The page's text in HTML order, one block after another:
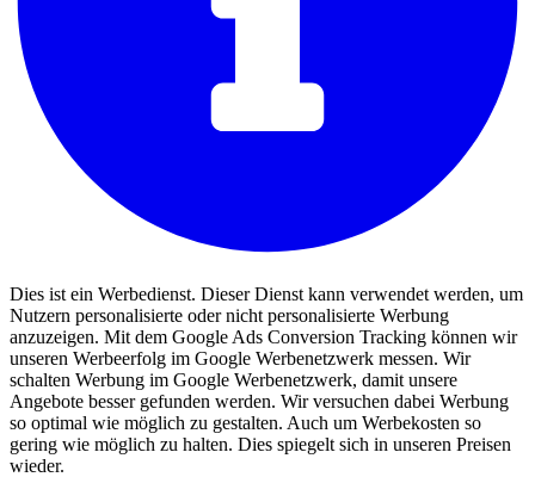
Dies ist ein Werbedienst. Dieser Dienst kann verwendet werden, um
Nutzern personalisierte oder nicht personalisierte Werbung
anzuzeigen. Mit dem Google Ads Conversion Tracking können wir
unseren Werbeerfolg im Google Werbenetzwerk messen. Wir
schalten Werbung im Google Werbenetzwerk, damit unsere
Angebote besser gefunden werden. Wir versuchen dabei Werbung
so optimal wie möglich zu gestalten. Auch um Werbekosten so
gering wie möglich zu halten. Dies spiegelt sich in unseren Preisen
wieder.